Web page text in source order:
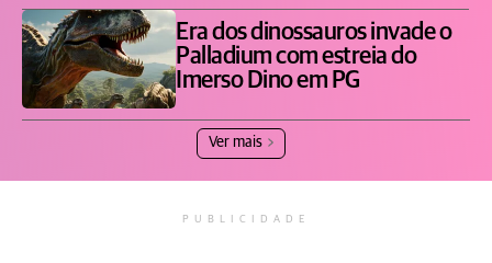
Era dos dinossauros invade o
Palladium com estreia do
Imerso Dino em PG
Ver mais
PUBLICIDADE